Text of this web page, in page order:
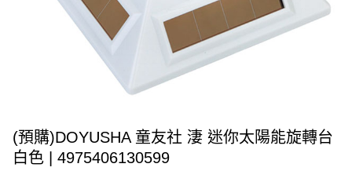
(預購)DOYUSHA 童友社 淒 迷你太陽能旋轉台
白色 | 4975406130599